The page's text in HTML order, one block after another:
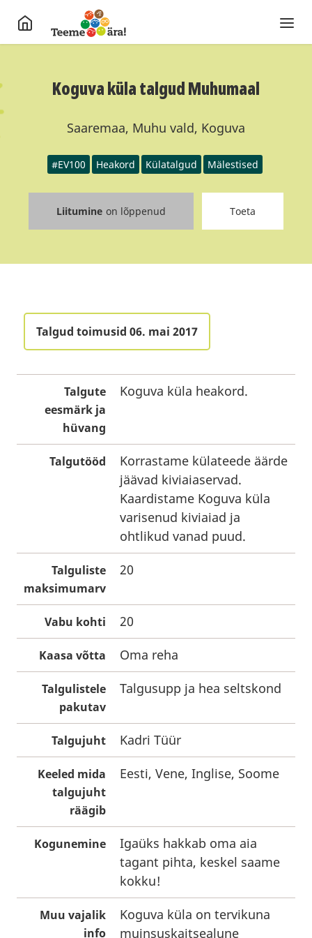
Koguva küla talgud Muhumaal
Saaremaa, Muhu vald, Koguva
#EV100 Heakord Külatalgud Mälestised
Liitumine on lõppenud Toeta
Talgud toimusid 06. mai 2017
Talgute
eesmärk ja
hüvang
Koguva küla heakord.
Talgutööd
Korrastame külateede äärde
jäävad kiviaiaservad.
Kaardistame Koguva küla
varisenud kiviaiad ja
ohtlikud vanad puud.
Talguliste
maksimumarv
20
Vabu kohti 20
Kaasa võtta Oma reha
Talgulistele
pakutav
Talgusupp ja hea seltskond
Talgujuht Kadri Tüür
Keeled mida
talgujuht
räägib
Eesti, Vene, Inglise, Soome
Kogunemine
Igaüks hakkab oma aia
tagant pihta, keskel saame
kokku!
Muu vajalik
info
Koguva küla on tervikuna
muinsuskaitsealune